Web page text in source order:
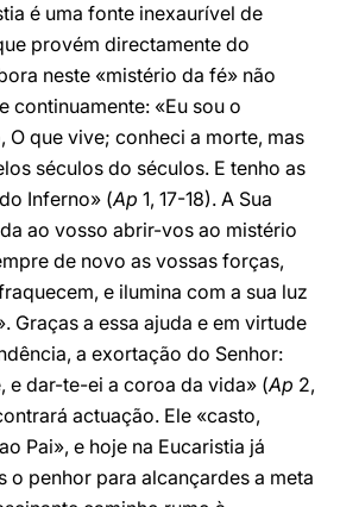
é uma fonte inexaurível de
provém directamente do
neste «mistério da fé» não
continuamente: «Eu sou o
O que vive; conheci a morte, mas
séculos do séculos. E tenho as
Inferno» (Ap 1, 17-18). A Sua
ao vosso abrir-vos ao mistério
de novo as vossas forças,
e ilumina com a sua luz
Graças a essa ajuda e em virtude
a exortação do Senhor:
e dar-te-ei a coroa da vida» (Ap 2,
actuação. Ele «casto,
Pai», e hoje na Eucaristia já
o penhor para alcançardes a meta